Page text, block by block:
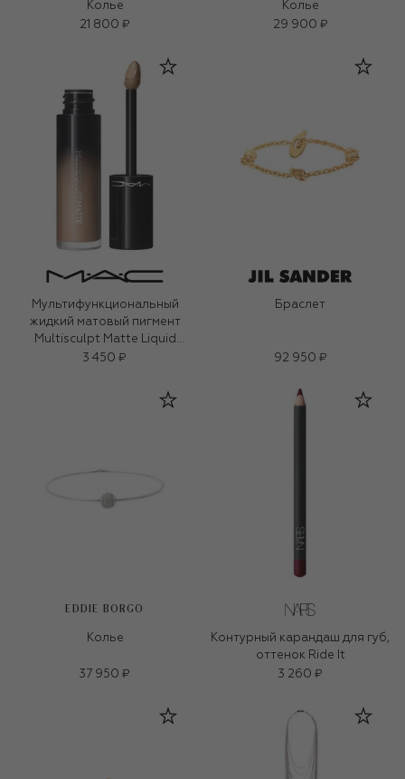
Колье
21 800 ₽
Колье
29 900 ₽
Мультифункциональный
жидкий матовый пигмент
Multisculpt Matte Liquid
Colour, оттенок Omega (4,5ml)
3 450 ₽
Браслет
92 950 ₽
EDDIE BORGO
Колье
37 950 ₽
Контурный карандаш для губ,
оттенок Ride It
3 260 ₽